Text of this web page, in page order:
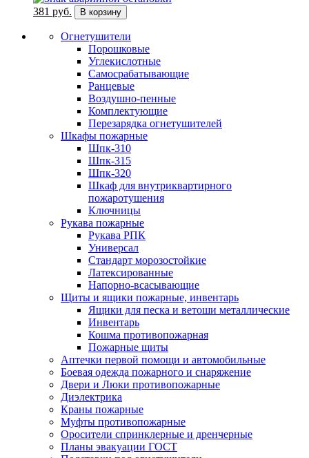
381 руб. В корзину
Огнетушители
Порошковые
Углекислотные
Cамосрабатывающие
Ранцевые
Воздушно-пенные
Комплектующие
Перезарядка огнетушителей
Шкафы пожарные
Шпк-310
Шпк-315
Шпк-320
Шкаф для внутриквартирного
пожаротушения
Ключницы
Рукава пожарные
Рукава РПК
Универсал
Стандарт морозостойкие
Латексированные
Напорно-всасывающие
Щиты и ящики пожарные, инвентарь
Ящики для песка и ветоши металлические
Инвентарь
Кошма противопожарная
Пожарные щиты
Аптечки первой помощи и автомобильные
Боевая одежда пожарного и снаряжение
Двери и Люки противопожарные
Диэлектрика
Краны пожарные
Муфты противопожарные
Оросители спринклерные и дренчерные
Планы эвакуации ГОСТ